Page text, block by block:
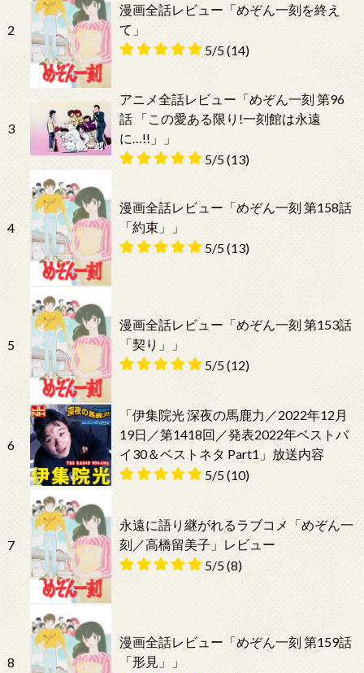
2
漫画全話レビュー「めぞん一刻を終え
て」
5/5(14)
3
アニメ全話レビュー「めぞん一刻 第96
話 「この愛ある限り!一刻館は永遠
に…!!」」
5/5(13)
4
漫画全話レビュー「めぞん一刻 第158話
「約束」」
5/5(13)
5
漫画全話レビュー「めぞん一刻 第153話
「契り」」
5/5(12)
6
「伊集院光 深夜の馬鹿力／2022年12月
19日／第1418回／発表2022年ベストバ
イ30＆ベストネタ Part1」放送内容
5/5(10)
7
永遠に語り継がれるラブコメ「めぞん一
刻／高橋留美子」レビュー
5/5(8)
8
漫画全話レビュー「めぞん一刻 第159話
「形見」」